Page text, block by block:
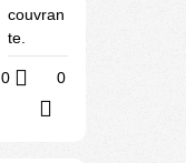
couvran
te.
0 0